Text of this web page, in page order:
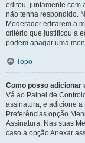
editou, juntamente com
não tenha respondido.
Moderador editarem a
critério que justificou a
podem apagar uma
Topo
Como posso adicionar
Vá ao Painel de
assinatura, e adicione
Preferências opção
Assinatura. Nas suas
caso a opção Anexar